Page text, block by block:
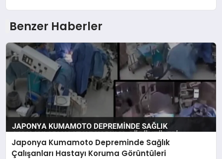
Benzer Haberler
Japonya Kumamoto Depreminde Sağlık
Çalışanları Hastayı Koruma Görüntüleri